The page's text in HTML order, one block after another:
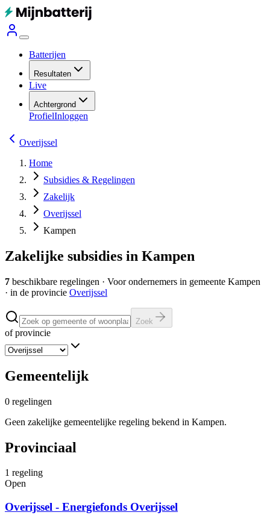
Batterijen
Resultaten
Live
Achtergrond
ProfielInloggen
Overijssel
Home
Subsidies & Regelingen
Zakelijk
Overijssel
Kampen
Zakelijke subsidies in Kampen
7 beschikbare regelingen · Voor ondernemers in gemeente Kampen
· in de provincie Overijssel
Zoek
of provincie
Gemeentelijk
0 regelingen
Geen zakelijke gemeentelijke regeling bekend in Kampen.
Provinciaal
1 regeling
Open
Overijssel - Energiefonds Overijssel